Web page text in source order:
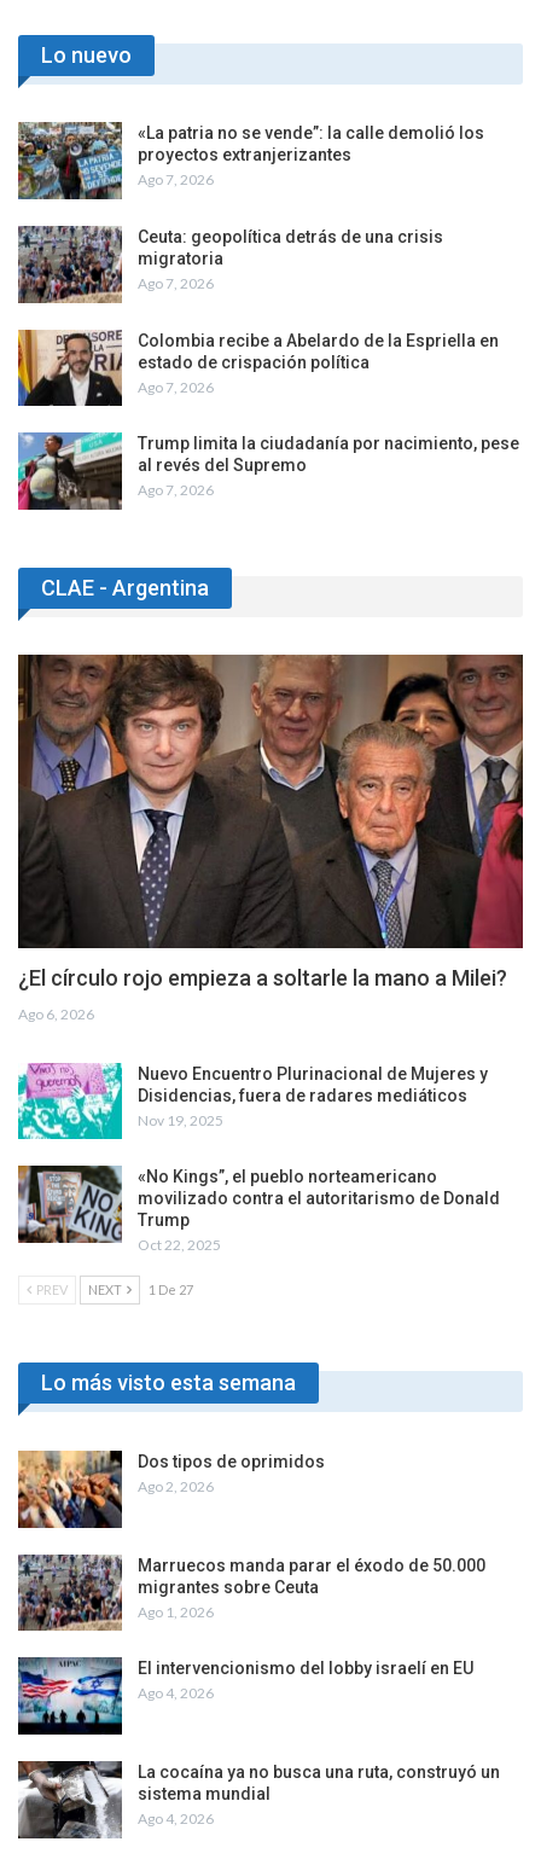
Lo nuevo
«La patria no se vende”: la calle demolió los
proyectos extranjerizantes
Ago 7, 2026
Ceuta: geopolítica detrás de una crisis
migratoria
Ago 7, 2026
Colombia recibe a Abelardo de la Espriella en
estado de crispación política
Ago 7, 2026
Trump limita la ciudadanía por nacimiento, pese
al revés del Supremo
Ago 7, 2026
CLAE - Argentina
¿El círculo rojo empieza a soltarle la mano a Milei?
Ago 6, 2026
Nuevo Encuentro Plurinacional de Mujeres y
Disidencias, fuera de radares mediáticos
Nov 19, 2025
«No Kings”, el pueblo norteamericano
movilizado contra el autoritarismo de Donald
Trump
Oct 22, 2025
PREV NEXT 1 De 27
Lo más visto esta semana
Dos tipos de oprimidos
Ago 2, 2026
Marruecos manda parar el éxodo de 50.000
migrantes sobre Ceuta
Ago 1, 2026
El intervencionismo del lobby israelí en EU
Ago 4, 2026
La cocaína ya no busca una ruta, construyó un
sistema mundial
Ago 4, 2026